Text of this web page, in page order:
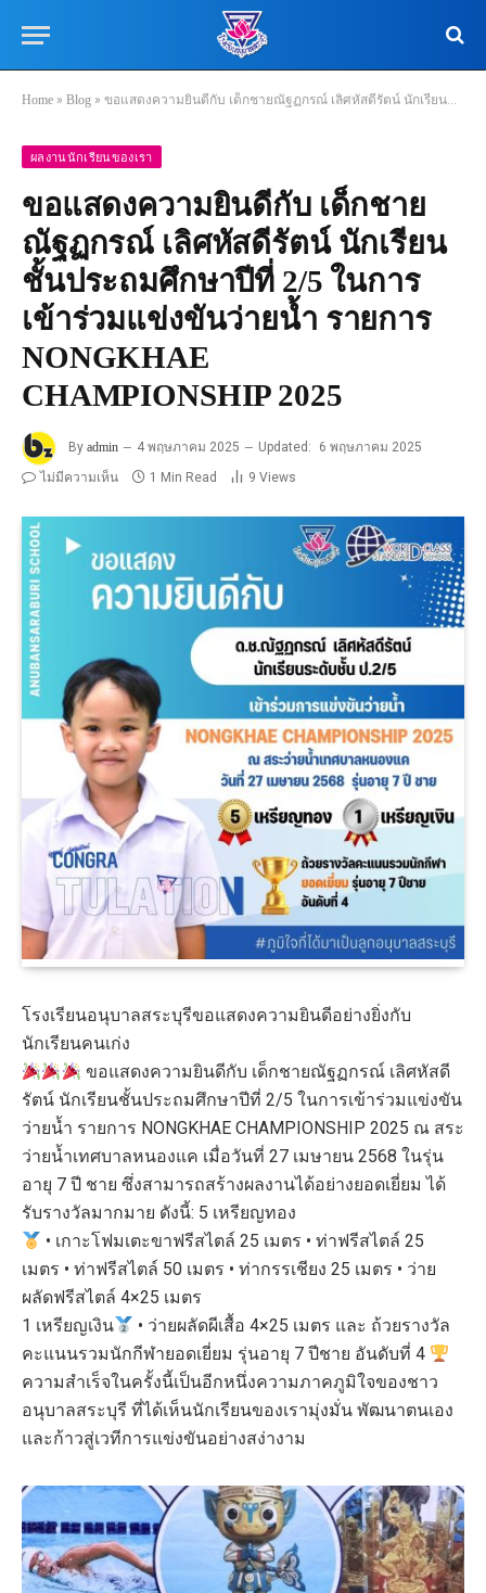
Home » Blog » ขอแสดงความยินดีกับ เด็กชายณัฐฏกรณ์ เลิศหัสดีรัตน์ นักเรียนชั้นประถมศึกษาปีที่ 2/5 ในการเข้าร่วมแข่งขันว่ายน้ำ รายการ NONGKHAE CHAMPIONSHIP 2025
ผลงานนักเรียนของเรา
ขอแสดงความยินดีกับ เด็กชาย
ณัฐฏกรณ์ เลิศหัสดีรัตน์ นักเรียน
ชั้นประถมศึกษาปีที่ 2/5 ในการ
เข้าร่วมแข่งขันว่ายน้ำ รายการ
NONGKHAE
CHAMPIONSHIP 2025
By admin 4 พฤษภาคม 2025 Updated:
6 พฤษภาคม 2025
ไม่มีความเห็น
1 Min Read 9 Views
โรงเรียนอนุบาลสระบุรีขอแสดงความยินดีอย่างยิ่งกับ
นักเรียนคนเก่ง
ขอแสดงความยินดีกับ เด็กชายณัฐฏกรณ์ เลิศหัสดี
รัตน์ นักเรียนชั้นประถมศึกษาปีที่ 2/5 ในการเข้าร่วมแข่งขัน
ว่ายน้ำ รายการ NONGKHAE CHAMPIONSHIP 2025 ณ สระ
ว่ายน้ำเทศบาลหนองแค เมื่อวันที่ 27 เมษายน 2568 ในรุ่น
อายุ 7 ปี ชาย ซึ่งสามารถสร้างผลงานได้อย่างยอดเยี่ยม ได้
รับรางวัลมากมาย ดังนี้: 5 เหรียญทอง
• เกาะโฟมเตะขาฟรีสไตล์ 25 เมตร • ท่าฟรีสไตล์ 25
เมตร • ท่าฟรีสไตล์ 50 เมตร • ท่ากรรเชียง 25 เมตร • ว่าย
ผลัดฟรีสไตล์ 4×25 เมตร
1 เหรียญเงิน
• ว่ายผลัดผีเสื้อ 4×25 เมตร และ ถ้วยรางวัล
คะแนนรวมนักกีฬายอดเยี่ยม รุ่นอายุ 7 ปีชาย อันดับที่ 4
ความสำเร็จในครั้งนี้เป็นอีกหนึ่งความภาคภูมิใจของชาว
อนุบาลสระบุรี ที่ได้เห็นนักเรียนของเรามุ่งมั่น พัฒนาตนเอง
และก้าวสู่เวทีการแข่งขันอย่างสง่างาม